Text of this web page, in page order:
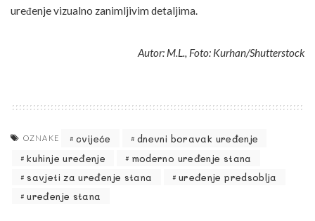
uređenje vizualno zanimljivim detaljima.
Autor: M.L., Foto: Kurhan/Shutterstock
OZNAKE cvijeće
dnevni boravak uređenje
kuhinje uređenje
moderno uređenje stana
savjeti za uređenje stana
uređenje predsoblja
uređenje stana